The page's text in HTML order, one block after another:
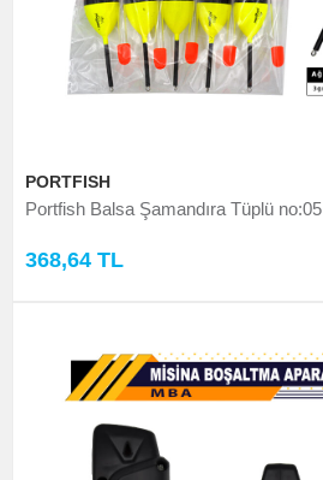
PORTFISH
Portfish Balsa Şamandıra Tüplü no:05
368,64 TL